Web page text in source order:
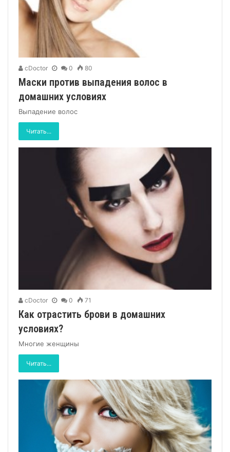
cDoctor 0 80
Маски против выпадения волос в
домашних условиях
Выпадение волос
Читать...
cDoctor 0 71
Как отрастить брови в домашних
условиях?
Многие женщины
Читать...